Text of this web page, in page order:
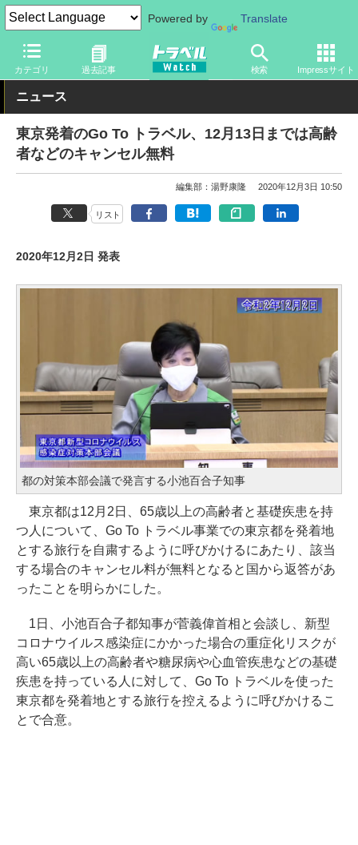
Powered by Translate
カテゴリ 過去記事 検索 Impressサイト
トラベル Watch 地域 国内旅行 東京
ニュース
東京発着のGo To トラベル、12月13日までは高齢
者などのキャンセル無料
編集部：湯野康隆 2020年12月3日 10:50
リスト
2020年12月2日 発表
都の対策本部会議で発言する小池百合子知事
東京都は12月2日、65歳以上の高齢者と基礎疾患を持
つ人について、Go To トラベル事業での東京都を発着地
とする旅行を自粛するように呼びかけるにあたり、該当
する場合のキャンセル料が無料となると国から返答があ
ったことを明らかにした。
1日、小池百合子都知事が菅義偉首相と会談し、新型
コロナウイルス感染症にかかった場合の重症化リスクが
高い65歳以上の高齢者や糖尿病や心血管疾患などの基礎
疾患を持っている人に対して、Go To トラベルを使った
東京都を発着地とする旅行を控えるように呼びかけるこ
とで合意。